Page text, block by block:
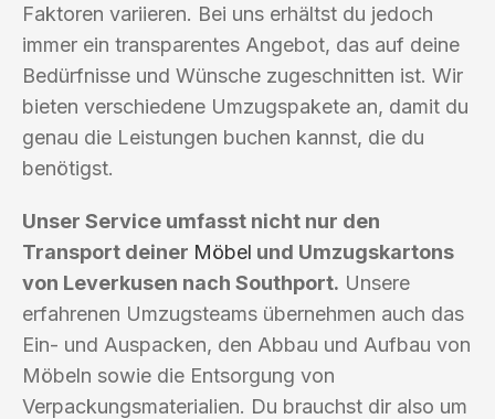
Faktoren variieren. Bei uns erhältst du jedoch
immer ein transparentes Angebot, das auf deine
Bedürfnisse und Wünsche zugeschnitten ist. Wir
bieten verschiedene Umzugspakete an, damit du
genau die Leistungen buchen kannst, die du
benötigst.
Unser Service umfasst nicht nur den
Transport deiner Möbel und Umzugskartons
von Leverkusen nach Southport. Unsere
erfahrenen Umzugsteams übernehmen auch das
Ein- und Auspacken, den Abbau und Aufbau von
Möbeln sowie die Entsorgung von
Verpackungsmaterialien. Du brauchst dir also um